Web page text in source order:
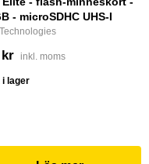
- microSDHC UHS-I
kr inkl. moms
i lager